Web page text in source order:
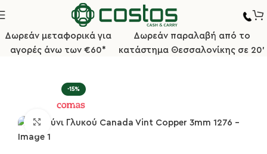
Δωρεάν μεταφορικά για
αγορές άνω των €60*
Δωρεάν παραλαβή από το
κατάστημα Θεσσαλονίκης σε 20'
Σειρά CANADA VINTAGE COPPER 18% 4mm
-15%
Κλικ για μεγέθυνση